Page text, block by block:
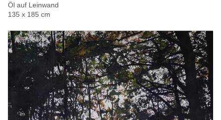
Öl auf Leinwand
135 x 185 cm